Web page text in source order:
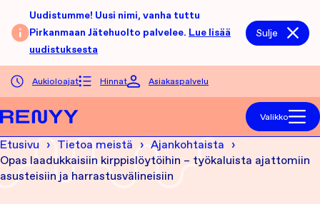
Siirry sisältöön
Uudistumme! Uusi nimi, vanha tuttu
Pirkanmaan Jätehuolto palvelee. Lue lisää
uudistuksesta
Sulje
Aukioloajat Hinnat Asiakaspalvelu
Valikko
Etusivu Tietoa meistä
Ajankohtaista
Opas laadukkaisiin kirppislöytöihin – työkaluista ajattomiin
asusteisiin ja harrastusvälineisiin